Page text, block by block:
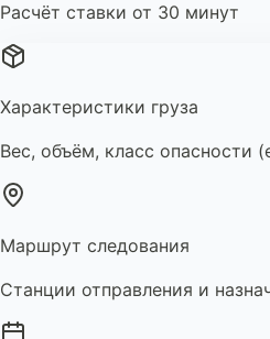
Расчёт ставки от 30 минут
Характеристики груза
Вес, объём, класс опасности
Маршрут следования
Станции отправления и